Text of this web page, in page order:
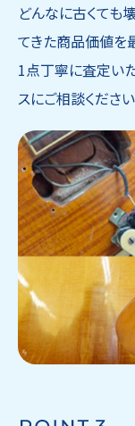
どんなに古くても
てきた商品価値を
1点丁寧に査定い
スにご相談ください